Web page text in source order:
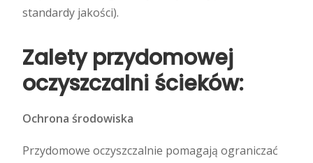
standardy jakości).
Zalety przydomowej
oczyszczalni ścieków:
Ochrona środowiska
Przydomowe oczyszczalnie pomagają ograniczać